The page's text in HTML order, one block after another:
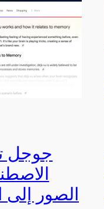
جوجل
الصور إلى